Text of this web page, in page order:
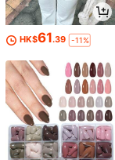
HK$61.39 -11%